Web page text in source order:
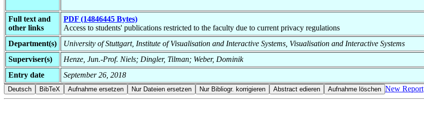
Full text and
other links
PDF (14846445 Bytes)
Access to students' publications restricted to the faculty due to current privacy regulations
Department(s)
University of Stuttgart, Institute of Visualisation and Interactive Systems, Visualisation and Interactive Systems
Superviser(s)
Henze, Jun.-Prof. Niels; Dingler, Tilman; Weber, Dominik
Entry date
September 26, 2018
New Report